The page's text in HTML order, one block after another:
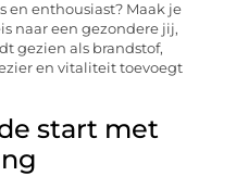
en enthousiast? Maak je
naar een gezondere jij,
gezien als brandstof,
en vitaliteit toevoegt
start met